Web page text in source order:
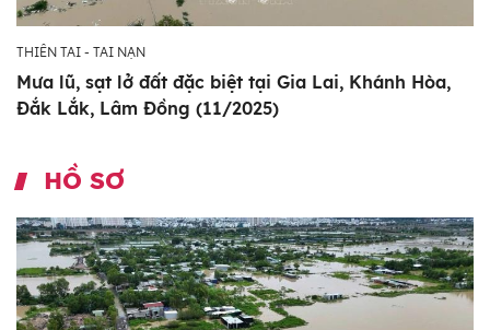
THIÊN TAI - TAI NẠN
Mưa lũ, sạt lở đất đặc biệt tại Gia Lai, Khánh Hòa,
Đắk Lắk, Lâm Đồng (11/2025)
HỒ SƠ